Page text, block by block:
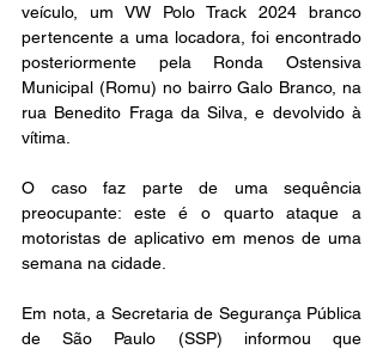
veículo, um VW Polo Track 2024 branco
pertencente a uma locadora, foi encontrado
posteriormente pela Ronda Ostensiva
Municipal (Romu) no bairro Galo Branco, na
rua Benedito Fraga da Silva, e devolvido à
vítima.
O caso faz parte de uma sequência
preocupante: este é o quarto ataque a
motoristas de aplicativo em menos de uma
semana na cidade.
Em nota, a Secretaria de Segurança Pública
de São Paulo (SSP) informou que